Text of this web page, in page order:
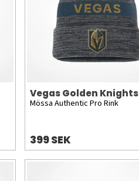
Vegas Golden Knights
Mössa Authentic Pro Rink
399 SEK